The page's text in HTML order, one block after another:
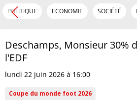
POLITIQUE ECONOMIE SOCIÉTÉ
Deschamps, Monsieur 30%
l'EDF
lundi 22 juin 2026 à 16:00
Coupe du monde foot 2026